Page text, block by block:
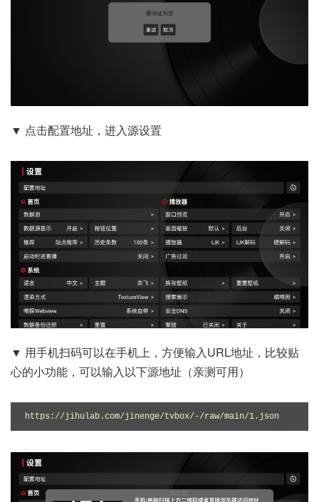
▼ 点击配置地址，进入源设置
▼ 用手机扫码可以在手机上，方便输入URL地址，比较贴
心的小功能，可以输入以下源地址（亲测可用）
https://jihulab.com/jinenge/tvbox/-/raw/main/1.json